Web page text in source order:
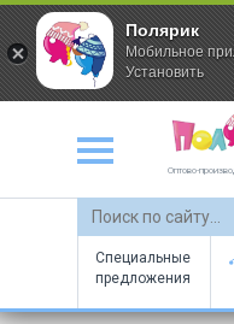
Оптово-
Специальные
предложения
Полярик
Мобильное
Установить